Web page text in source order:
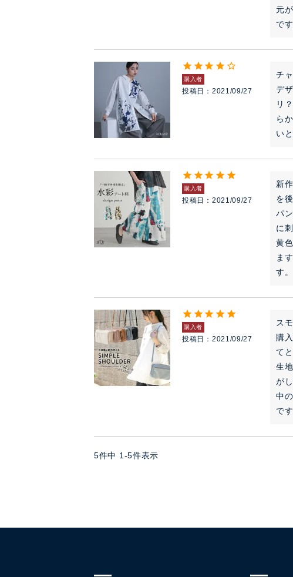
元
で
購入者
投稿日 2021/09/27
チ
デ
リ
ら
い
購入者
投稿日 2021/09/27
新
を
パ
に
黄
ま
す。
購入者
投稿日 2021/09/27
ス
購
て
生
が
中
で
5件中 1 -5件表示